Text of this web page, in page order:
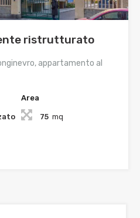
ristrutturato
appartamento al
Area
75 mq